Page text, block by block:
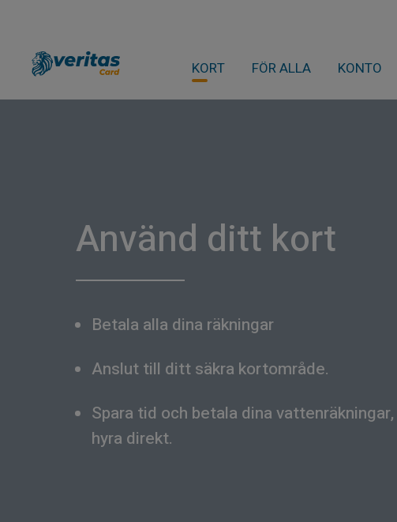
KORT FÖR ALLA KONTO
Använd ditt kort
Betala alla dina räkningar
Anslut till ditt säkra kortområde.
Spara tid och betala dina
hyra direkt.